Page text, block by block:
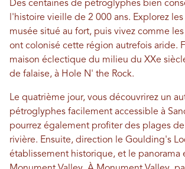
Des centaines de pétroglyphes bien
l'histoire vieille de 2 000 ans. Explorez
musée situé au fort, puis vivez comme
ont colonisé cette région autrefois aride.
maison éclectique du milieu du XXe
de falaise, à Hole N' the Rock.
Le quatrième jour, vous découvrirez un
pétroglyphes facilement accessible à
pourrez également profiter des plages
rivière. Ensuite, direction le Goulding's
établissement historique, et le panorama